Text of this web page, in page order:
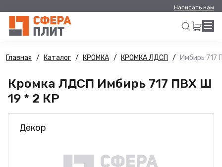
Написать нам
Искать
Главная Каталог КРОМКА КРОМКА ЛДСП Имбирь 717
Кромка ЛДСП Имбирь 717 ПВХ Ш
19 * 2 КР
Декор